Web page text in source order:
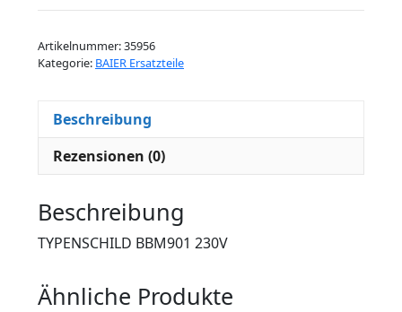
230V
Artikelnummer:35956
Kategorie: BAIER Ersatzteile
Beschreibung
Rezensionen (0)
Beschreibung
TYPENSCHILD BBM901 230V
Ähnliche Produkte